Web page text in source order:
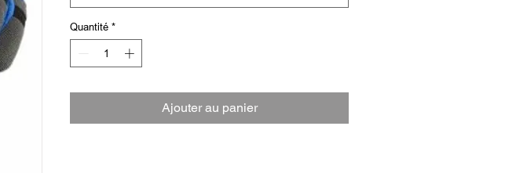
Quantité *
Ajouter au panier